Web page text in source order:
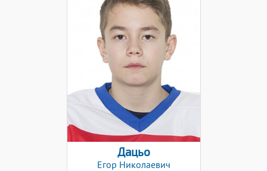
Дата заявки:
02.02.2021
Дацьо
Егор Николаевич